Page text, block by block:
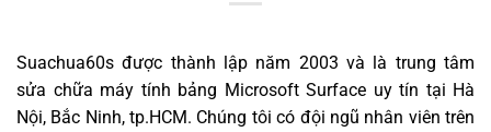
Suachua60s được thành lập năm 2003 và là trung tâm
sửa chữa máy tính bảng Microsoft Surface uy tín tại Hà
Nội, Bắc Ninh, tp.HCM. Chúng tôi có đội ngũ nhân viên trên